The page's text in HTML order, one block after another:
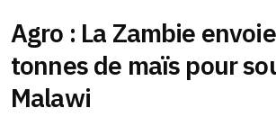
Agro : La Zambie
tonnes de maïs pour
Malawi